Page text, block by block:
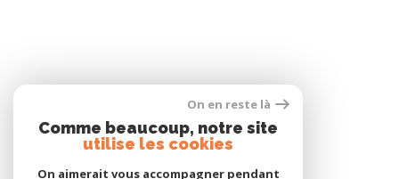
On en reste là
Comme beaucoup, notre site
utilise les cookies
On aimerait vous accompagner pendant